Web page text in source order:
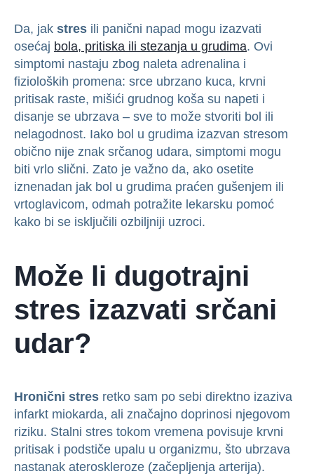
Da, jak stres ili panični napad mogu izazvati
osećaj bola, pritiska ili stezanja u grudima. Ovi
simptomi nastaju zbog naleta adrenalina i
fizioloških promena: srce ubrzano kuca, krvni
pritisak raste, mišići grudnog koša su napeti i
disanje se ubrzava – sve to može stvoriti bol ili
nelagodnost. Iako bol u grudima izazvan stresom
obično nije znak srčanog udara, simptomi mogu
biti vrlo slični. Zato je važno da, ako osetite
iznenadan jak bol u grudima praćen gušenjem ili
vrtoglavicom, odmah potražite lekarsku pomoć
kako bi se isključili ozbiljniji uzroci.
Može li dugotrajni
stres izazvati srčani
udar?
Hronični stres retko sam po sebi direktno izaziva
infarkt miokarda, ali značajno doprinosi njegovom
riziku. Stalni stres tokom vremena povisuje krvni
pritisak i podstiče upalu u organizmu, što ubrzava
nastanak ateroskleroze (začepljenja arterija).